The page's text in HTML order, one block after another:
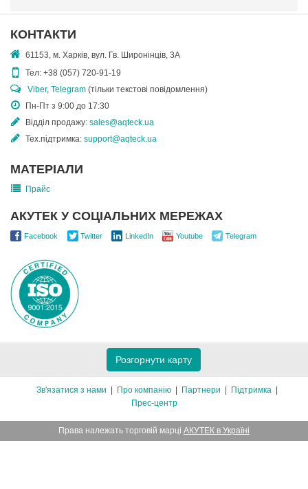
КОНТАКТИ
61153, м. Харків, вул. Гв. Широнінців, 3А
Тел: +38 (057) 720-91-19
Viber, Telegram (тільки текстові повідомлення)
Пн-Пт з 9:00 до 17:30
Відділ продажу: sales@aqteck.ua
Тех.підтримка: support@aqteck.ua
МАТЕРІАЛИ
Прайс
АКУТЕК У СОЦІАЛЬНИХ МЕРЕЖАХ
Facebook Twitter LinkedIn Youtube Telegram
Розгорнути карту
Зв'язатися з нами Про компанію Партнери
Підтримка
Прес-центр
Права належать торговій марці АКУТЕК в Україні